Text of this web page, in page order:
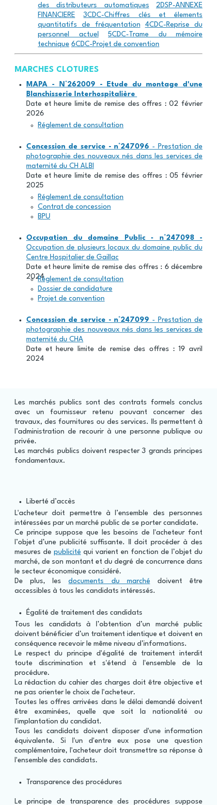
des distributeurs automatiques
2DSP-ANNEXE
FINANCIERE
3CDC-Chiffres clés et élements
quantitatifs de fréquentation
4CDC-Reprise du
personnel actuel
5CDC-Trame du mémoire
technique 6CDC-Projet de convention
MARCHES CLOTURES
MAPA - N°262009 - Etude du montage d'une
Blanchisserie Interhospitalière
Date et heure limite de remise des offres : 02 février
2026
Réglement de consultation
Concession de service - n°247096 - Prestation de
photographie des nouveaux nés dans les services de
maternité du CH ALBI
Date et heure limite de remise des offres : 05 février
2025
Réglement de consultation
Contrat de concession
BPU
Occupation du domaine Public - n°247098 -
Occupation de plusieurs locaux du domaine public du
Centre Hospitalier de Gaillac
Date et heure limite de remise des offres : 6 décembre
2024Règlement de consultation
Dossier de candidature
Projet de convention
Concession de service - n°247099 - Prestation de
photographie des nouveaux nés dans les services de
maternité du CHA
Date et heure limite de remise des offres : 19 avril
2024
Les marchés publics sont des contrats formels conclus
avec un fournisseur retenu pouvant concerner des
travaux, des fournitures ou des services. Ils permettent à
l’administration de recourir à une personne publique ou
privée.
Les marchés publics doivent respecter 3 grands principes
fondamentaux.
Liberté d’accès
L'acheteur doit permettre à l’ensemble des personnes
intéressées par un marché public de se porter candidate.
Ce principe suppose que les besoins de l'acheteur font
l’objet d’une publicité suffisante. Il doit procéder à des
mesures de publicité qui varient en fonction de l’objet du
marché, de son montant et du degré de concurrence dans
le secteur économique considéré.
De plus, lesdocuments du marchédoivent être
accessibles à tous les candidats intéressés.
Égalité de traitement des candidats
Tous les candidats à l’obtention d’un marché public
doivent bénéficier d’un traitement identique et doivent en
conséquence recevoir le même niveau d’informations.
Le respect du principe d'égalité de traitement interdit
toute discrimination et s'étend à l'ensemble de la
procédure.
La rédaction du cahier des charges doit être objective et
ne pas orienter le choix de l'acheteur.
Toutes les offres arrivées dans le délai demandé doivent
être examinées, quelle que soit la nationalité ou
l'implantation du candidat.
Tous les candidats doivent disposer d'une information
équivalente. Si l'un d'entre eux pose une question
complémentaire, l'acheteur doit transmettre sa réponse à
l'ensemble des candidats.
Transparence des procédures
Le principe de transparence des procédures suppose